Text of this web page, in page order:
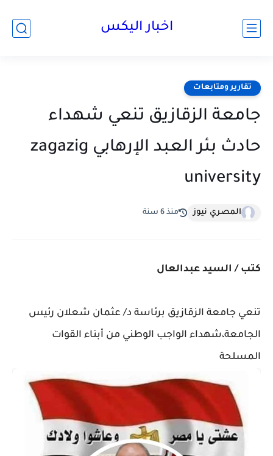
اخبار اليكس
تقارير ومتابعات
جامعة الزقازيق تنعي شهداء
حادث بئر العبد الإرهابي ‏zagazig
‎university
المصري نيوز منذ 6 سنة
كتب / السيد عبدالعال
تنعي جامعة الزقازيق برئاسة د/ عثمان شعلان رئيس
الجامعة،شهداء الواجب الوطني من أبناء القوات
المسلحة